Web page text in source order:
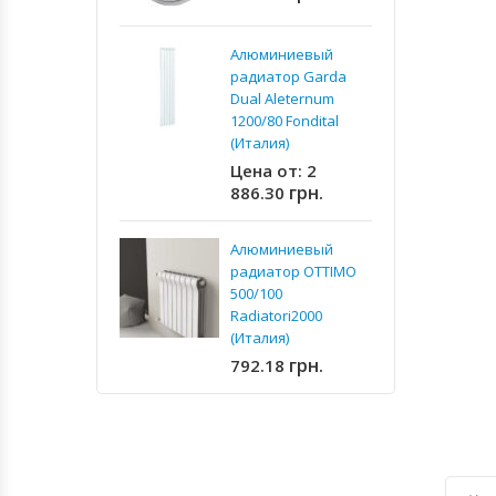
Алюминиевый
радиатор Garda
Dual Aleternum
1200/80 Fondital
(Италия)
Цена от: 2
886.30 грн.
Алюминиевый
радиатор OTTIMO
500/100
Radiatori2000
(Италия)
792.18 грн.